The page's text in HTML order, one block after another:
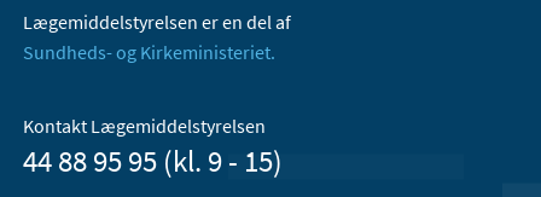
Lægemiddelstyrelsen er en del af
Sundheds- og Kirkeministeriet.
Kontakt Lægemiddelstyrelsen
44 88 95 95 (kl. 9 - 15)